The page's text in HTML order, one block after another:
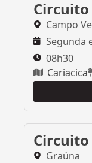
Campo
Segunda
08h30
Cariacica
Graúna